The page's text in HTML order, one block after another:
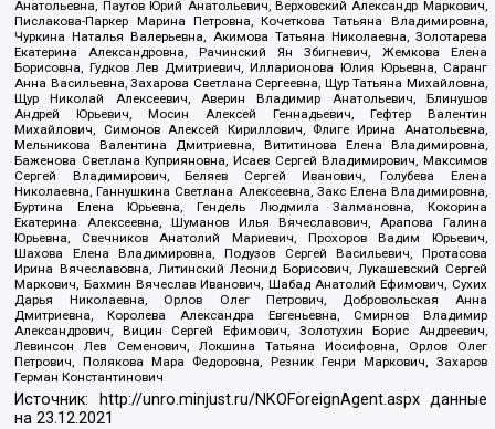
Анатольевна, Паутов Юрий Анатольевич, Верховский Александр Маркович,
Пислакова-Паркер Марина Петровна, Кочеткова Татьяна Владимировна,
Чуркина Наталья Валерьевна, Акимова Татьяна Николаевна, Золотарева
Екатерина Александровна, Рачинский Ян Збигневич, Жемкова Елена
Борисовна, Гудков Лев Дмитриевич, Илларионова Юлия Юрьевна, Саранг
Анна Васильевна, Захарова Светлана Сергеевна, Щур Татьяна Михайловна,
Щур Николай Алексеевич, Аверин Владимир Анатольевич, Блинушов
Андрей Юрьевич, Мосин Алексей Геннадьевич, Гефтер Валентин
Михайлович, Симонов Алексей Кириллович, Флиге Ирина Анатольевна,
Мельникова Валентина Дмитриевна, Вититинова Елена Владимировна,
Баженова Светлана Куприяновна, Исаев Сергей Владимирович, Максимов
Сергей Владимирович, Беляев Сергей Иванович, Голубева Елена
Николаевна, Ганнушкина Светлана Алексеевна, Закс Елена Владимировна,
Буртина Елена Юрьевна, Гендель Людмила Залмановна, Кокорина
Екатерина Алексеевна, Шуманов Илья Вячеславович, Арапова Галина
Юрьевна, Свечников Анатолий Мариевич, Прохоров Вадим Юрьевич,
Шахова Елена Владимировна, Подузов Сергей Васильевич, Протасова
Ирина Вячеславовна, Литинский Леонид Борисович, Лукашевский Сергей
Маркович, Бахмин Вячеслав Иванович, Шабад Анатолий Ефимович, Сухих
Дарья Николаевна, Орлов Олег Петрович, Добровольская Анна
Дмитриевна, Королева Александра Евгеньевна, Смирнов Владимир
Александрович, Вицин Сергей Ефимович, Золотухин Борис Андреевич,
Левинсон Лев Семенович, Локшина Татьяна Иосифовна, Орлов Олег
Петрович, Полякова Мара Федоровна, Резник Генри Маркович, Захаров
Герман Константинович
Источник: http://unro.minjust.ru/NKOForeignAgent.aspxданные
на23.12.2021